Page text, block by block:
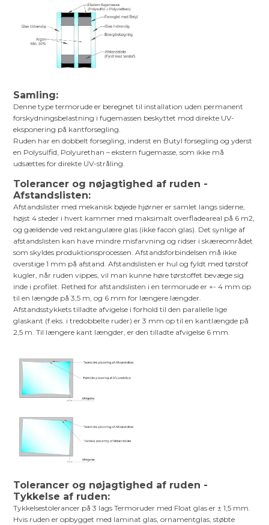
Samling:
Denne type termorude er beregnet til installation uden permanent
forskydningsbelastning i fugemassen beskyttet mod direkte UV-
eksponering på kantforsegling.
Ruden har en dobbelt forsegling, inderst en Butyl forsegling og yderst
en Polysulfid, Polyurethan – ekstern fugemasse, som ikke må
udsættes for direkte UV-stråling.
Tolerancer og nøjagtighed af ruden -
Afstandslisten:
Afstandslister med mekanisk bøjede hjørner er samlet langs siderne,
højst 4 steder i hvert kammer med maksimalt overfladeareal på 6 m2,
og gældende ved rektangulære glas (ikke facon glas). Det synlige af
afstandslisten kan have mindre misfarvning og ridser i skæreområdet
som skyldes produktionsprocessen. Afstandsforbindelsen må ikke
overstige 1 mm på afstand. Afstandslisten er hul og fyldt med tørstof
kugler, når ruden vippes, vil man kunne høre tørstoffet bevæge sig
inde i profilet. Rethed for afstandslisten i en termorude er +- 4 mm op
til en længde på 3,5 m, og 6 mm for længere længder.
Afstandsstykkets tilladte afvigelse i forhold til den parallelle lige
glaskant (f.eks. i tredobbelte ruder) er 3 mm op til en kantlængde på
2,5 m. Til længere kant længder, er den tilladte afvigelse 6 mm.
Tolerancer og nøjagtighed af ruden -
Tykkelse af ruden:
Tykkelsestolerancer på 3 lags Termoruder med Float glas er ± 1,5 mm.
Hvis ruden er opbygget med laminat glas, ornamentglas, støbte